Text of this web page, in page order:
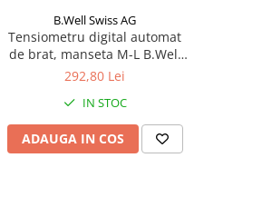
B.Well Swiss AG
Tensiometru digital automat
de brat, manseta M-L B.Well
MED-53 Zephyr Labs
292,80 Lei
IN STOC
ADAUGA IN COS